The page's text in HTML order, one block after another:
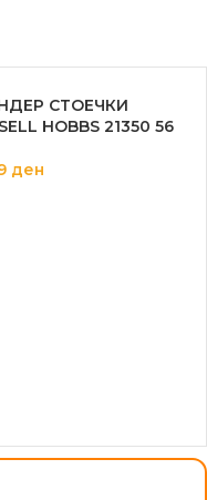
СТОЕЧКИ
HOBBS 21350 56
ден